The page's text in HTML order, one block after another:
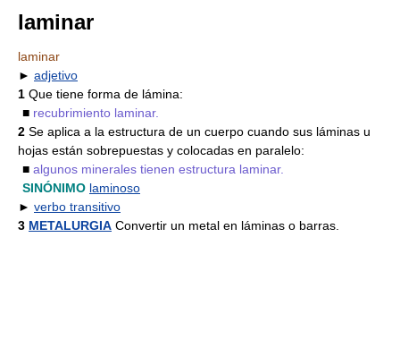
laminar
laminar
► adjetivo
1 Que tiene forma de lámina:
■ recubrimiento laminar.
2 Se aplica a la estructura de un cuerpo cuando sus láminas u
hojas están sobrepuestas y colocadas en paralelo:
■ algunos minerales tienen estructura laminar.
SINÓNIMO laminoso
► verbo transitivo
3 METALURGIA Convertir un metal en láminas o barras.